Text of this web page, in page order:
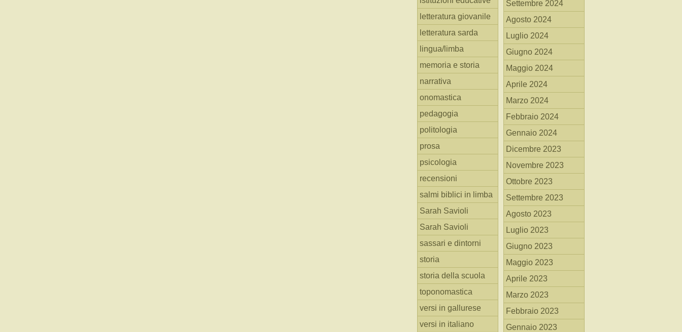
letteratura giovanile
letteratura sarda
lingua/limba
memoria e storia
narrativa
onomastica
pedagogia
politologia
prosa
psicologia
recensioni
salmi biblici in limba
Sarah Savioli
Sarah Savioli
sassari e dintorni
storia
storia della scuola
toponomastica
versi in gallurese
versi in italiano
Settembre 2024
Agosto 2024
Luglio 2024
Giugno 2024
Maggio 2024
Aprile 2024
Marzo 2024
Febbraio 2024
Gennaio 2024
Dicembre 2023
Novembre 2023
Ottobre 2023
Settembre 2023
Agosto 2023
Luglio 2023
Giugno 2023
Maggio 2023
Aprile 2023
Marzo 2023
Febbraio 2023
Gennaio 2023